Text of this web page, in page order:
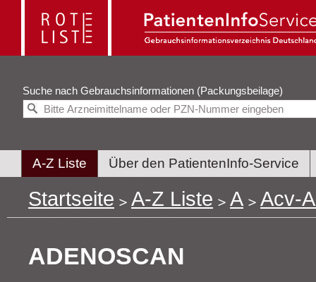
Suche nach Gebrauchsinformationen (Packungsbeilage)
A-Z Liste Über den PatientenInfo-Service
Startseite A-Z Liste A Acv-
ADENOSCAN